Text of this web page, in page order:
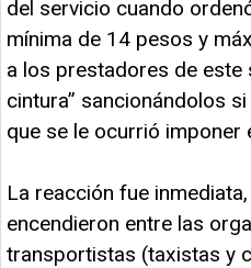
del servicio cuando
mínima de 14 pesos y
a los prestadores de este
cintura” sancionándolos
que se le ocurrió imponer
La reacción fue
encendieron entre las
transportistas (taxistas y